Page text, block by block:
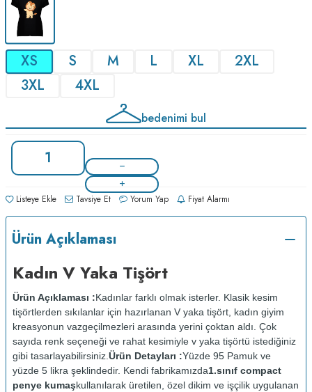
XS S M L XL
2XL
3XL
4XL
bedenimi bul
Listeye Ekle Tavsiye Et Yorum Yap Fiyat Alarmı
Ürün Açıklaması
Kadın V Yaka Tişört
Ürün Açıklaması :Kadınlar farklı olmak isterler. Klasik kesim
tişörtlerden sıkılanlar için hazırlanan V yaka tişört, kadın giyim
kreasyonun vazgeçilmezleri arasında yerini çoktan aldı. Çok
sayıda renk seçeneği ve rahat kesimiyle v yaka tişörtü istediğiniz
gibi tasarlayabilirsiniz. Ürün Detayları :Yüzde 95 Pamuk ve
yüzde 5 likra şeklindedir. Kendi fabrikamızda1.sınıf compact
penye kumaşkullanılarak üretilen, özel dikim ve işçilik uygulanan